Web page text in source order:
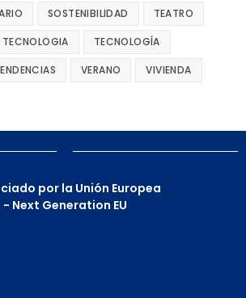
SOSTENIBILIDAD TEATRO
TECNOLOGIA TECNOLOGÍA
VERANO VIVIENDA
por la Unión Europea
- Next Generation EU